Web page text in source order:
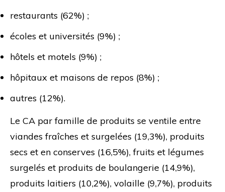
restaurants (62%) ;
écoles et universités (9%) ;
hôtels et motels (9%) ;
hôpitaux et maisons de repos (8%) ;
autres (12%).
Le CA par famille de produits se ventile entre
viandes fraîches et surgelées (19,3%), produits
secs et en conserves (16,5%), fruits et légumes
surgelés et produits de boulangerie (14,9%),
produits laitiers (10,2%), volaille (9,7%), produits